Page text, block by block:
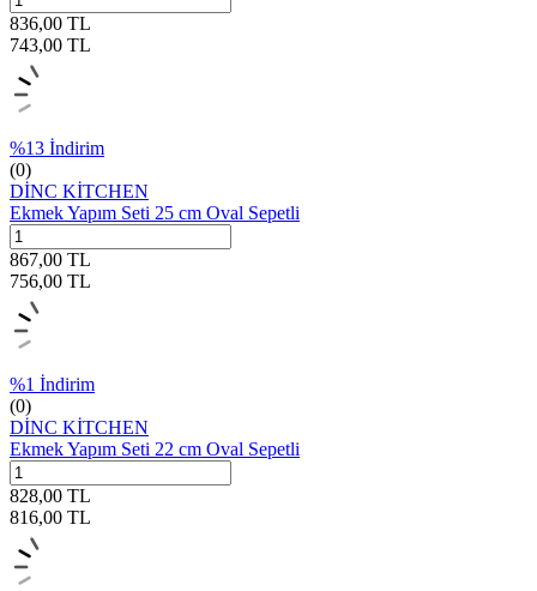
836,00 TL
743,00 TL
%13 İndirim
(0)
DİNC KİTCHEN
Ekmek Yapım Seti 25 cm Oval Sepetli
867,00 TL
756,00 TL
%1 İndirim
(0)
DİNC KİTCHEN
Ekmek Yapım Seti 22 cm Oval Sepetli
828,00 TL
816,00 TL